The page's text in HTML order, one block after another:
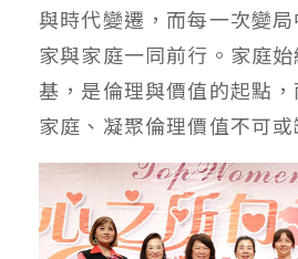
與時代變遷，而每一次變
家與家庭一同前行。家庭
基，是倫理與價值的起點
家庭、凝聚倫理價值不可或